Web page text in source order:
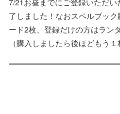
了しました！なおスペルブッ
ード2枚、登録だけの方はラン
（購入しましたら後ほどもう１